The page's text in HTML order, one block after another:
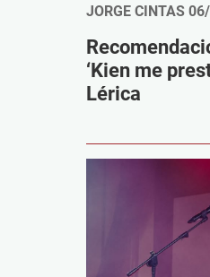
JORGE CINTAS
‘Kien me
Lérica